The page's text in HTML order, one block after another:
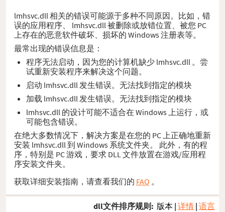
lmhsvc.dll 相关的错误可能源于多种不同原因。比如，错
误的应用程序、 lmhsvc.dll 被删除或放错位置、被您 PC
上存在的恶意软件破坏、损坏的 Windows 注册表等。
最常出现的错误信息是：
程序无法启动，因为您的计算机缺少 lmhsvc.dll 。尝
试重新安装程序来解决这个问题。
启动 lmhsvc.dll 发生错误。无法找到指定的模块
加载 lmhsvc.dll 发生错误。无法找到指定的模块
lmhsvc.dll 的设计可能不适合在 Windows 上运行，或
可能包含错误。
在绝大多数情况下，解决方案是在您的 PC 上正确地重新
安装 lmhsvc.dll 到 Windows 系统文件夹。 此外，有的程
序，特别是 PC 游戏，要求 DLL 文件放置在游戏/应用程
序安装文件夹。
获取详细安装指南，请查看我们的 FAQ 。
dll文件排序规则: 版本 | 详情 | 语言